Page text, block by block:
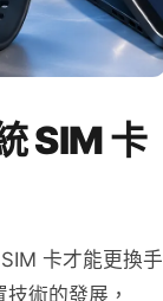
SIM 卡
卡才能更換手
術的發展，